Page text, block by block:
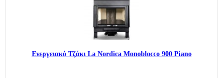
Ενεργειακό Τζάκι La Nordica Monoblocco 900 Piano